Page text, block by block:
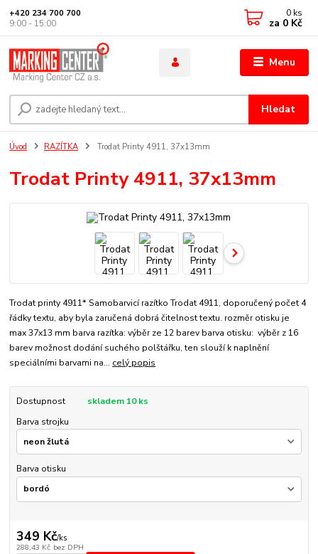
Menu
Hledat
+420 234 700 700
9:00 - 15:00
0 ks
za 0 Kč
Úvod RAZÍTKA Trodat Printy 4911, 37x13mm
Trodat Printy 4911, 37x13mm
Trodat printy 4911* Samobarvicí razítko Trodat 4911, doporučený počet 4
řádky textu, aby byla zaručená dobrá čitelnost textu. rozměr otisku je
max 37x13 mm barva razítka: výběr ze 12 barev barva otisku: výběr z 16
barev možnost dodání suchého polštářku, ten slouží k naplnění
speciálními barvami na... celý popis
Dostupnost
skladem 10 ks
Barva strojku
Barva otisku
349 Kč/ks
288,43 Kč bez DPH